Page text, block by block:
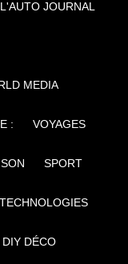
L'AUTO JOURNAL
MEDIA
: VOYAGES
SPORT
TECHNOLOGIES
DIY DÉCO